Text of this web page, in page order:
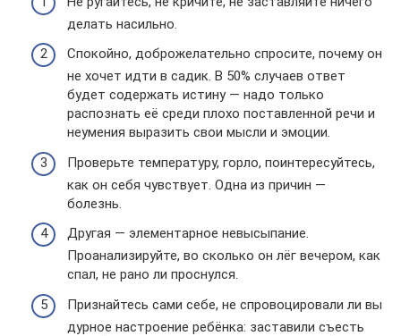
делать насильно.
Спокойно, доброжелательно спросите, почему он
не хочет идти в садик. В 50% случаев ответ
будет содержать истину — надо только
распознать её среди плохо поставленной речи и
неумения выразить свои мысли и эмоции.
Проверьте температуру, горло, поинтересуйтесь,
как он себя чувствует. Одна из причин —
болезнь.
Другая — элементарное невысыпание.
Проанализируйте, во сколько он лёг вечером, как
спал, не рано ли проснулся.
Признайтесь сами себе, не спровоцировали ли вы
дурное настроение ребёнка: заставили съесть